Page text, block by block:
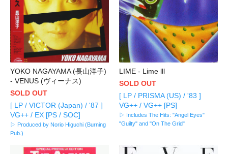
YOKO NAGAYAMA (長山洋子)
- VENUS (ヴィーナス)
SOLD OUT
[ LP / VICTOR (Japan) / '87 ]
VG++ / EX [PS / SOC]
▷ Produced by Norio Higuchi (Burning
Pub.)
LIME - Lime lll
SOLD OUT
[ LP / PRISMA (US) / '83 ]
VG++ / VG++ [PS]
▷ Includes The Hits: "Angel Eyes"
"Guilty" and "On The Grid"